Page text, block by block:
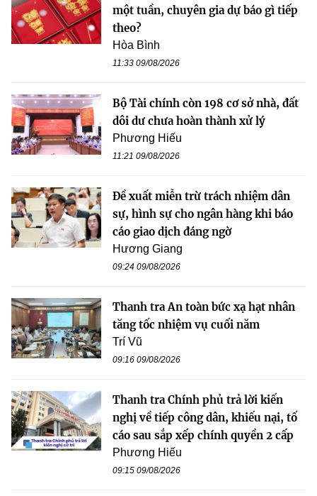
một tuần, chuyên gia dự báo gì tiếp
theo?
Hòa Bình
11:33 09/08/2026
Bộ Tài chính còn 198 cơ sở nhà, đất
dôi dư chưa hoàn thành xử lý
Phương Hiếu
11:21 09/08/2026
Đề xuất miễn trừ trách nhiệm dân
sự, hình sự cho ngân hàng khi báo
cáo giao dịch đáng ngờ
Hương Giang
09:24 09/08/2026
Thanh tra An toàn bức xạ hạt nhân
tăng tốc nhiệm vụ cuối năm
Trí Vũ
09:16 09/08/2026
Thanh tra Chính phủ trả lời kiến
nghị về tiếp công dân, khiếu nại, tố
cáo sau sắp xếp chính quyền 2 cấp
Phương Hiếu
09:15 09/08/2026